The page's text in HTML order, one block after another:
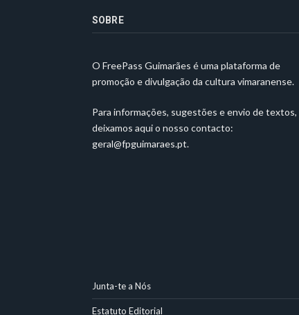
SOBRE
O FreePass Guimarães é uma plataforma de
promoção e divulgação da cultura vimaranense.
Para informações, sugestões e envio de textos,
deixamos aqui o nosso contacto:
geral@fpguimaraes.pt.
Junta-te a Nós
Estatuto Editorial